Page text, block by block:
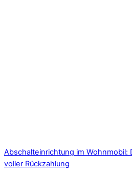
Abschalteinrichtung im
voller Rückzahlung